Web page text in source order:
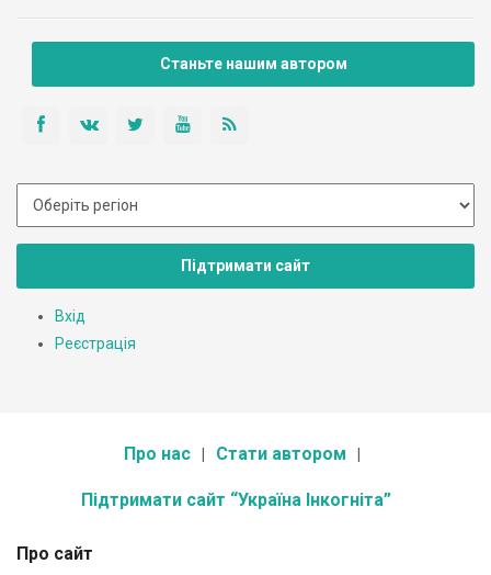
Станьте нашим автором
Підтримати сайт
Вхід
Реєстрація
Про нас Стати автором
Підтримати сайт “Україна Інкогніта”
Про сайт